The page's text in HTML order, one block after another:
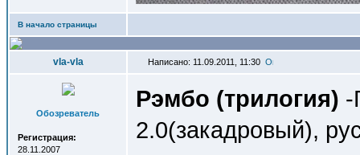
В начало страницы
vla-vla Написано: 11.09.2011, 11:30
Обозреватель
Регистрация:
28.11.2007
Рэмбо (трилогия) -
2.0(закадровый),